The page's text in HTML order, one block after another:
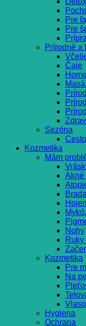
Pre
Pre
Prírodné a
Čaje
Sezóna
Kozmetika
Mám
Akné
Nohy
Ruky
Kozmetika
Pre
Na
Hygiena
Ochrana